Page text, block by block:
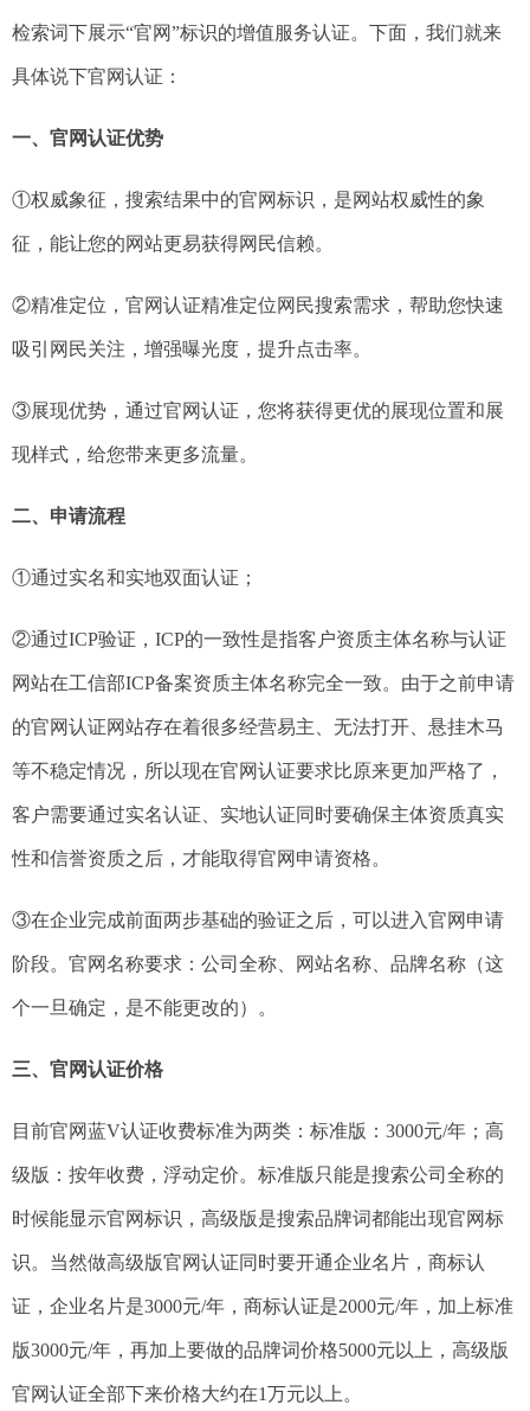
检索词下展示“官网”标识的增值服务认证。下面，我们就来
具体说下官网认证：
一、官网认证优势
①权威象征，搜索结果中的官网标识，是网站权威性的象
征，能让您的网站更易获得网民信赖。
②精准定位，官网认证精准定位网民搜索需求，帮助您快速
吸引网民关注，增强曝光度，提升点击率。
③展现优势，通过官网认证，您将获得更优的展现位置和展
现样式，给您带来更多流量。
二、申请流程
①通过实名和实地双面认证；
②通过ICP验证，ICP的一致性是指客户资质主体名称与认证
网站在工信部ICP备案资质主体名称完全一致。由于之前申请
的官网认证网站存在着很多经营易主、无法打开、悬挂木马
等不稳定情况，所以现在官网认证要求比原来更加严格了，
客户需要通过实名认证、实地认证同时要确保主体资质真实
性和信誉资质之后，才能取得官网申请资格。
③在企业完成前面两步基础的验证之后，可以进入官网申请
阶段。官网名称要求：公司全称、网站名称、品牌名称（这
个一旦确定，是不能更改的）。
三、官网认证价格
目前官网蓝V认证收费标准为两类：标准版：3000元/年；高
级版：按年收费，浮动定价。标准版只能是搜索公司全称的
时候能显示官网标识，高级版是搜索品牌词都能出现官网标
识。当然做高级版官网认证同时要开通企业名片，商标认
证，企业名片是3000元/年，商标认证是2000元/年，加上标准
版3000元/年，再加上要做的品牌词价格5000元以上，高级版
官网认证全部下来价格大约在1万元以上。